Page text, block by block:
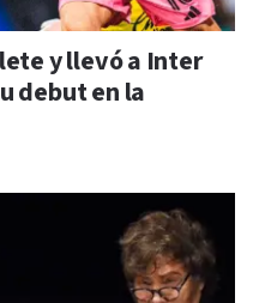
y llevó a Inter
debut en la